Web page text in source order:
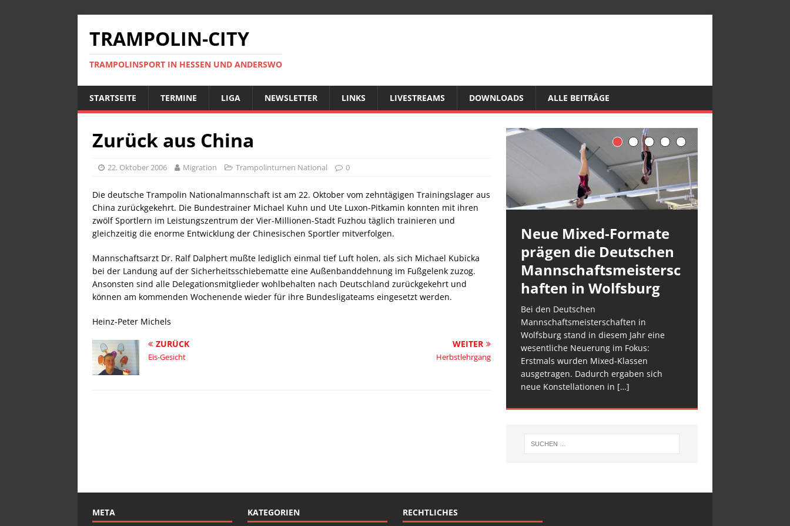
TRAMPOLIN-CITY
TRAMPOLINSPORT IN HESSEN UND ANDERSWO
STARTSEITE TERMINE LIGA NEWSLETTER LINKS LIVESTREAMS DOWNLOADS ALLE BEITRÄGE
Zurück aus China
22. Oktober 2006 Migration Trampolinturnen National 0
Die deutsche Trampolin Nationalmannschaft ist am 22. Oktober vom zehntägigen Trainingslager aus
China zurückgekehrt. Die Bundestrainer Michael Kuhn und Ute Luxon-Pitkamin konnten mit ihren
zwölf Sportlern im Leistungszentrum der Vier-Millionen-Stadt Fuzhou täglich trainieren und
gleichzeitig die enorme Entwicklung der Chinesischen Sportler mitverfolgen.
Mannschaftsarzt Dr. Ralf Dalphert mußte lediglich einmal tief Luft holen, als sich Michael Kubicka
bei der Landung auf der Sicherheitsschiebematte eine Außenbanddehnung im Fußgelenk zuzog.
Ansonsten sind alle Delegationsmitglieder wohlbehalten nach Deutschland zurückgekehrt und
können am kommenden Wochenende wieder für ihre Bundesligateams eingesetzt werden.
Heinz-Peter Michels
ZURÜCK
Eis-Gesicht
WEITER
Herbstlehrgang
Neue Mixed-Formate
prägen die Deutschen
Mannschaftsmeistersc
haften in Wolfsburg
Bei den Deutschen
Mannschaftsmeisterschaften in
Wolfsburg stand in diesem Jahr eine
wesentliche Neuerung im Fokus:
Erstmals wurden Mixed-Klassen
ausgetragen. Dadurch ergaben sich
neue Konstellationen in […]
META KATEGORIEN RECHTLICHES